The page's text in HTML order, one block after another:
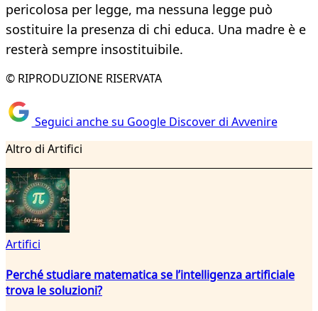
pericolosa per legge, ma nessuna legge può
sostituire la presenza di chi educa. Una madre è e
resterà sempre insostituibile.
© RIPRODUZIONE RISERVATA
Seguici anche su Google Discover di Avvenire
Altro di Artifici
Artifici
Perché studiare matematica se l’intelligenza artificiale
trova le soluzioni?